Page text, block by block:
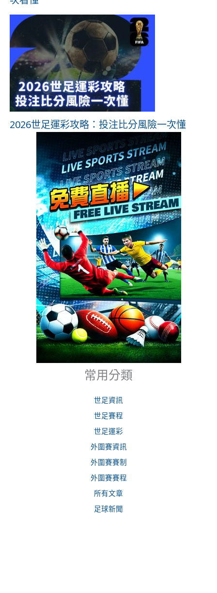
2026世足運彩攻略：投注比分風險一次懂
常用分類
世足資訊
世足賽程
世足運彩
外圍賽資訊
外圍賽賽制
外圍賽賽程
所有文章
足球新聞